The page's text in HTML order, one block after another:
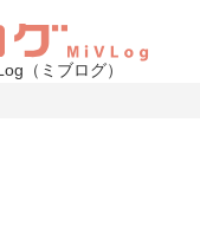
（ミブログ）